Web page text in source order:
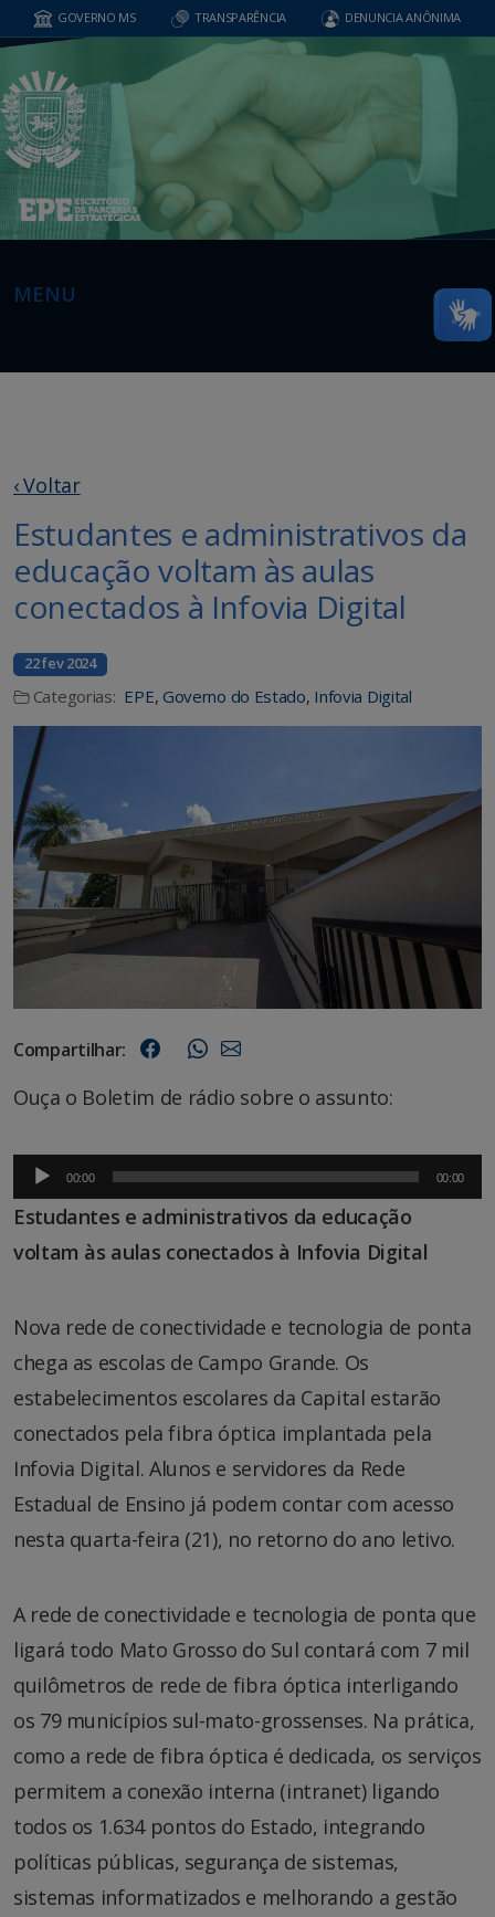
GOVERNO MS TRANSPARÊNCIA DENUNCIA ANÔNIMA
MENU
‹ Voltar
Estudantes e administrativos da
educação voltam às aulas
conectados à Infovia Digital
22 fev 2024
Categorias: EPE, Governo do Estado, Infovia Digital
Compartilhar:
Ouça o Boletim de rádio sobre o assunto:
Tocador
de
áudio
00:00 00:00
Estudantes e administrativos da educação
voltam às aulas conectados à Infovia Digital
Nova rede de conectividade e tecnologia de ponta
chega as escolas de Campo Grande. Os
estabelecimentos escolares da Capital estarão
conectados pela fibra óptica implantada pela
Infovia Digital. Alunos e servidores da Rede
Estadual de Ensino já podem contar com acesso
nesta quarta-feira (21), no retorno do ano letivo.
A rede de conectividade e tecnologia de ponta que
ligará todo Mato Grosso do Sul contará com 7 mil
quilômetros de rede de fibra óptica interligando
os 79 municípios sul-mato-grossenses. Na prática,
como a rede de fibra óptica é dedicada, os serviços
permitem a conexão interna (intranet) ligando
todos os 1.634 pontos do Estado, integrando
políticas públicas, segurança de sistemas,
sistemas informatizados e melhorando a gestão